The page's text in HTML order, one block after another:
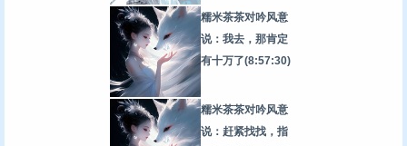
糯米茶茶对吟风意
说：我去，那肯定
有十万了(8:57:30)
糯米茶茶对吟风意
说：赶紧找找，指